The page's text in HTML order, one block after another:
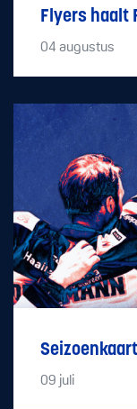
Flyers haalt
04 augustus
09 juli